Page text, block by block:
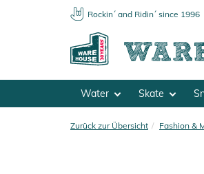
Rockin´ and Ridin´ since 1996
Water Skate
Zurück zur Übersicht Fashion &